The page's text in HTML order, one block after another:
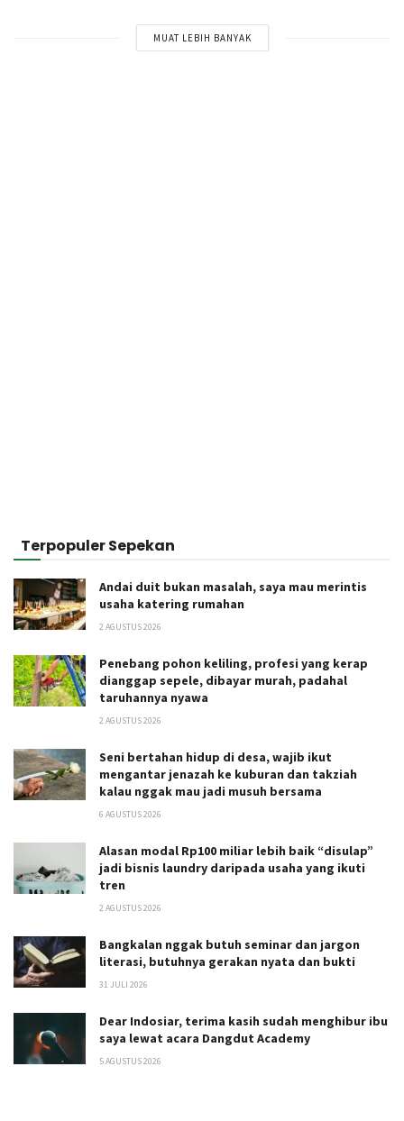
MUAT LEBIH BANYAK
Terpopuler Sepekan
Andai duit bukan masalah, saya mau merintis
usaha katering rumahan
2 AGUSTUS 2026
Penebang pohon keliling, profesi yang kerap
dianggap sepele, dibayar murah, padahal
taruhannya nyawa
2 AGUSTUS 2026
Seni bertahan hidup di desa, wajib ikut
mengantar jenazah ke kuburan dan takziah
kalau nggak mau jadi musuh bersama
6 AGUSTUS 2026
Alasan modal Rp100 miliar lebih baik “disulap”
jadi bisnis laundry daripada usaha yang ikuti
tren
2 AGUSTUS 2026
Bangkalan nggak butuh seminar dan jargon
literasi, butuhnya gerakan nyata dan bukti
31 JULI 2026
Dear Indosiar, terima kasih sudah menghibur ibu
saya lewat acara Dangdut Academy
5 AGUSTUS 2026